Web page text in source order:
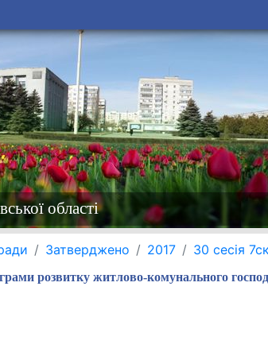
області
Затверджено 2017 30 сесія
розвитку житлово-комунального